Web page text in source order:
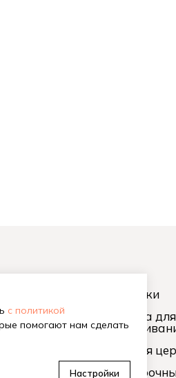
чай
и Шен Пуэр
Чайники
Посуда для
Чайная
с политикой
помогают нам сделать
Настройки